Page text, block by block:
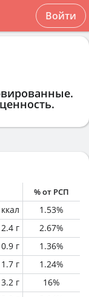
Войти
.
% от РСП
ккал 1.53%
2.4 г 2.67%
0.9 г 1.36%
1.7 г 1.24%
3.2 г 16%